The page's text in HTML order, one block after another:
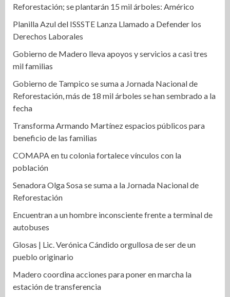
Reforestación; se plantarán 15 mil árboles: Américo
Planilla Azul del ISSSTE Lanza Llamado a Defender los
Derechos Laborales
Gobierno de Madero lleva apoyos y servicios a casi tres
mil familias
Gobierno de Tampico se suma a Jornada Nacional de
Reforestación, más de 18 mil árboles se han sembrado a la
fecha
Transforma Armando Martínez espacios públicos para
beneficio de las familias
COMAPA en tu colonia fortalece vínculos con la
población
Senadora Olga Sosa se suma a la Jornada Nacional de
Reforestación
Encuentran a un hombre inconsciente frente a terminal de
autobuses
Glosas | Lic. Verónica Cándido orgullosa de ser de un
pueblo originario
Madero coordina acciones para poner en marcha la
estación de transferencia